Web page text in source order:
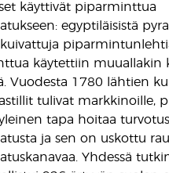
käyttivät piparminttua
egyptiläisistä
käytettiin muuallakin
Vuodesta 1780 lähtien
tulivat markkinoille,
tapa hoitaa
ja sen on uskottu
Yhdessä